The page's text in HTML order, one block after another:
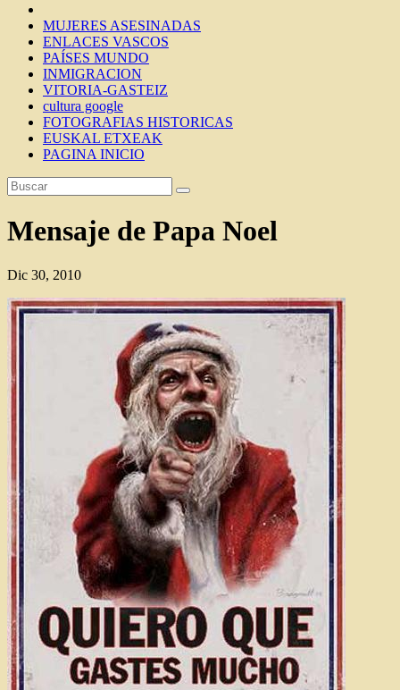
MUJERES ASESINADAS
ENLACES VASCOS
PAÍSES MUNDO
INMIGRACION
VITORIA-GASTEIZ
cultura google
FOTOGRAFIAS HISTORICAS
EUSKAL ETXEAK
PAGINA INICIO
Mensaje de Papa Noel
Dic 30, 2010